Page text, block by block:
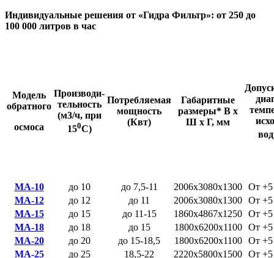
Индивидуальные решения от «Гидра Фильтр»: от 250 до
100 000 литров в час
Модель
обратного
осмоса
Производи-
тельность
(м3/ч, при
150С)
Потребляемая
мощность
(Квт)
Габаритные
размеры* B x
Ш x Г, мм
МА-10 до 10 до 7,5-11 2006х3080х1300 От +5
MA-12
до 12 до 11 2006x3080x1300 От +5
МА-15
до 15 до 11-15 1860х4867х1250 От +5
MA-18
до 18 до 15 1800х6200х1100
От +5
MA-20
до 20 до 15-18,5 1800х6200х1100
От +5
MA-25
до 25 18,5-22 2220x5800x1500 От +5